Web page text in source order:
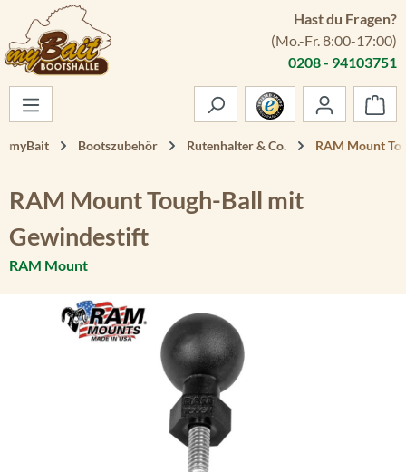
Zum Hauptinhalt springen
Hast du Fragen?
(Mo.-Fr. 8:00-17:00)
0208 - 94103751
myBait Bootszubehör Rutenhalter & Co. RAM Mount
RAM Mount Tough-Ball mit
Gewindestift
RAM Mount
Bildergalerie überspringen